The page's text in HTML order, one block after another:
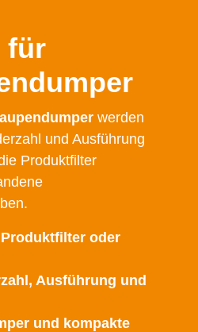
für
werden
und Ausführung
Produktfilter
oder
Ausführung und
und kompakte